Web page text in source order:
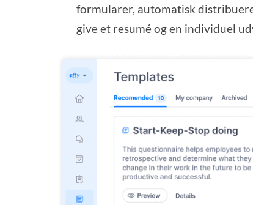
formularer, automatisk
give et resumé og en individuel